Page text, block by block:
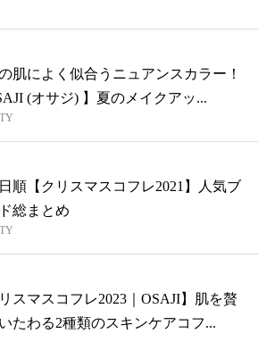
肌によく似合うニュアンスカラー！
(オサジ) 】夏のメイクアッ...
順【クリスマスコフレ2021】人気ブ
総まとめ
リスマスコフレ2023｜OSAJI】肌を贅
たわる2種類のスキンケアコフ...